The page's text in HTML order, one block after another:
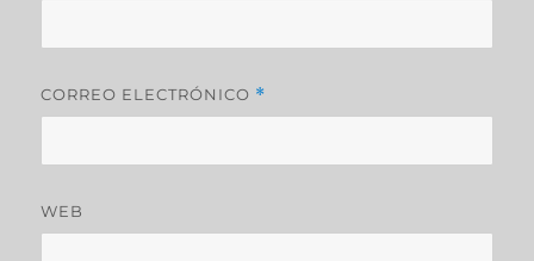
CORREO ELECTRÓNICO *
WEB